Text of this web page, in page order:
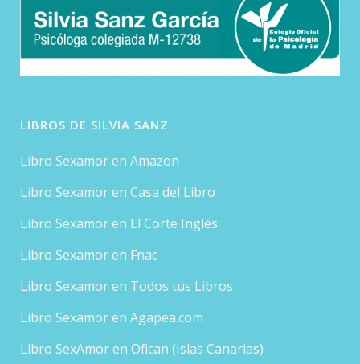
LIBROS DE SILVIA SANZ
Libro Sexamor en Amazon
Libro Sexamor en Casa del Libro
Libro Sexamor en El Corte Inglés
Libro Sexamor en Fnac
Libro Sexamor en Todos tus Libros
Libro Sexamor en Agapea.com
Libro SexAmor en Ofican (Islas Canarias)